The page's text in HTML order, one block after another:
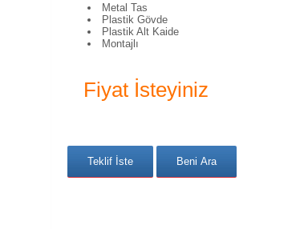
Metal Tas
Plastik Gövde
Plastik Alt Kaide
Montajlı
Fiyat İsteyiniz